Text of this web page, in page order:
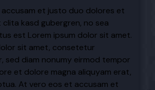
et justo duo dolores et
clita kasd gubergren, no sea
est Lorem ipsum dolor sit amet.
sit amet, consetetur
sed diam nonumy eirmod tempor
et dolore magna aliquyam erat,
At vero eos et accusam et